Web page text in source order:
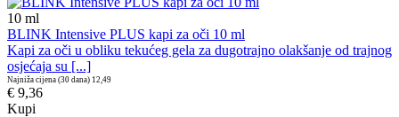
10 ml
BLINK Intensive PLUS kapi za oči 10 ml
Kapi za oči u obliku tekućeg gela za dugotrajno olakšanje od trajnog
osjećaja su [...]
Najniža cijena (30 dana) 12,49
€ 9,36
Kupi